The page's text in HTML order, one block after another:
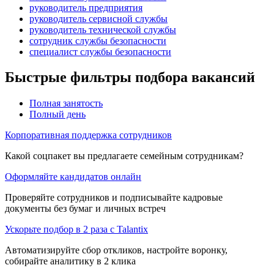
руководитель предприятия
руководитель сервисной службы
руководитель технической службы
сотрудник службы безопасности
специалист службы безопасности
Быстрые фильтры подбора вакансий
Полная занятость
Полный день
Корпоративная поддержка сотрудников
Какой соцпакет вы предлагаете семейным сотрудникам?
Оформляйте кандидатов онлайн
Проверяйте сотрудников и подписывайте кадровые
документы без бумаг и личных встреч
Ускорьте подбор в 2 раза с Talantix
Автоматизируйте сбор откликов, настройте воронку,
собирайте аналитику в 2 клика